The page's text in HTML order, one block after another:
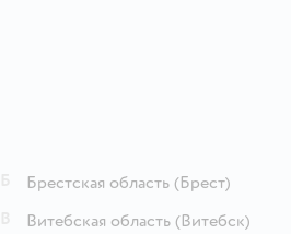
Брестская область (Брест)
Витебская область (Витебск)